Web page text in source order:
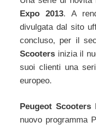
Expo 2013. A
divulgata dal sito
concluso, per il
Scooters inizia il
suoi clienti una
europeo.
Peugeot Scooters
nuovo programma